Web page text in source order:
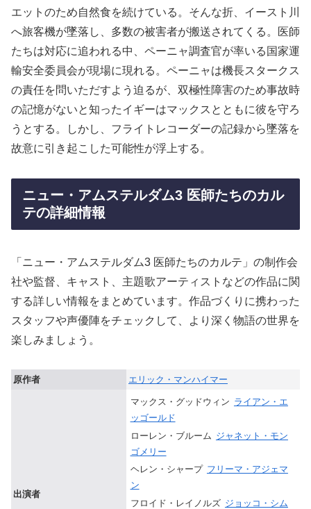
エットのため自然食を続けている。そんな折、イースト川
へ旅客機が墜落し、多数の被害者が搬送されてくる。医師
たちは対応に追われる中、ペーニャ調査官が率いる国家運
輸安全委員会が現場に現れる。ペーニャは機長スタークス
の責任を問いただすよう迫るが、双極性障害のため事故時
の記憶がないと知ったイギーはマックスとともに彼を守ろ
うとする。しかし、フライトレコーダーの記録から墜落を
故意に引き起こした可能性が浮上する。
ニュー・アムステルダム3 医師たちのカル
テの詳細情報
「ニュー・アムステルダム3 医師たちのカルテ」の制作会
社や監督、キャスト、主題歌アーティストなどの作品に関
する詳しい情報をまとめています。作品づくりに携わった
スタッフや声優陣をチェックして、より深く物語の世界を
楽しみましょう。
原作者 エリック・マンハイマー
出演者
マックス・グッドウィン ライアン・エ
ッゴールド
ローレン・ブルーム ジャネット・モン
ゴメリー
ヘレン・シャープ フリーマ・アジェマ
ン
フロイド・レイノルズ ジョッコ・シム